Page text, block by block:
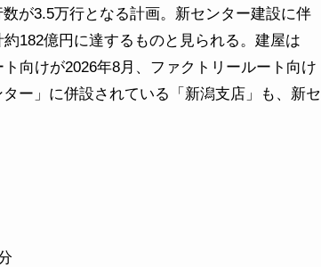
が3.5万行となる計画。新センター建設に伴
182億円に達するものと見られる。建屋は
向けが2026年8月、ファクトリールート向け
ー」に併設されている「新潟支店」も、新セ